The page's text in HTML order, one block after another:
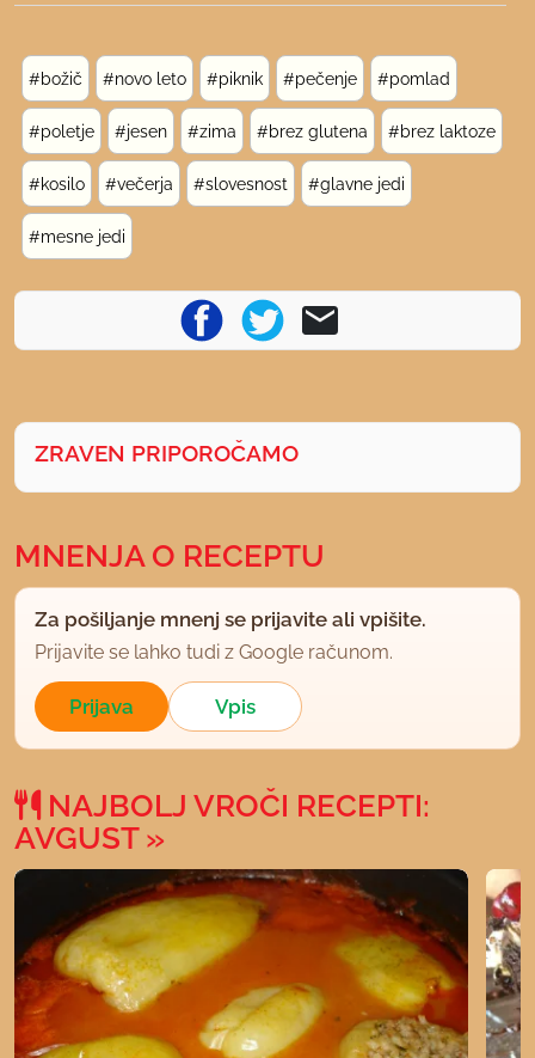
#božič #novo leto #piknik #pečenje #pomlad
#poletje #jesen #zima #brez glutena #brez laktoze
#kosilo #večerja #slovesnost #glavne jedi
#mesne jedi
ZRAVEN PRIPOROČAMO
MNENJA O RECEPTU
Za pošiljanje mnenj se prijavite ali vpišite.
Prijavite se lahko tudi z Google računom.
Prijava Vpis
NAJBOLJ VROČI RECEPTI:
AVGUST